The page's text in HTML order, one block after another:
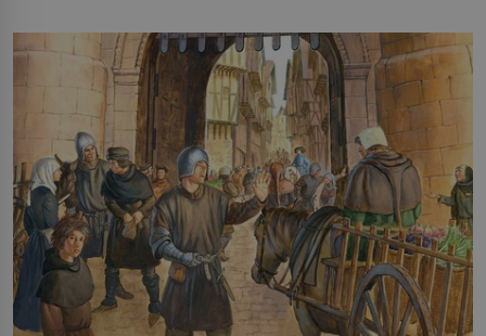
pře hned několik latinskoamerických zemí a k tomu
Francie, kde se traduje,